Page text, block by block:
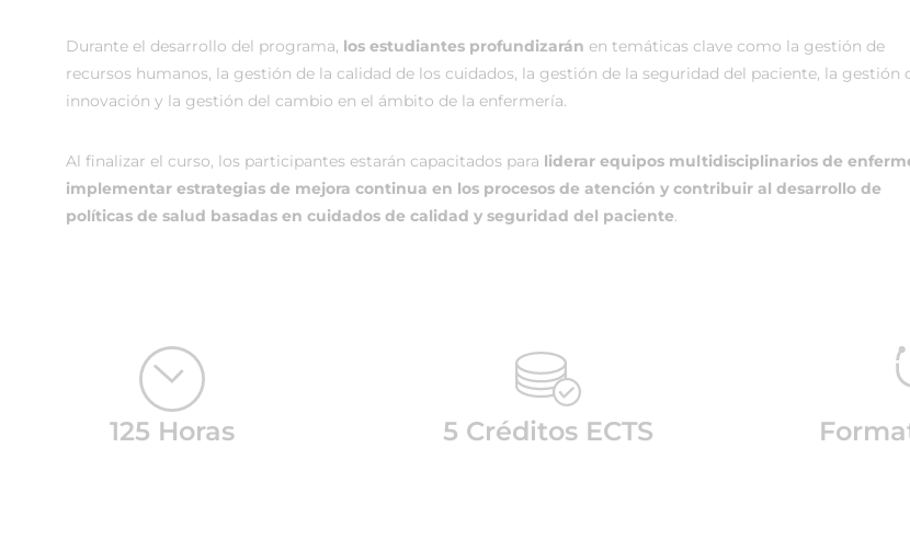
Durante el desarrollo del programa, los estudiantes profundizarán en temáticas clave como la gestión de
recursos humanos, la gestión de la calidad de los cuidados, la gestión de la seguridad del paciente, la gestión
innovación y la gestión del cambio en el ámbito de la enfermería.
Al finalizar el curso, los participantes estarán capacitados para liderar equipos multidisciplinarios de
implementar estrategias de mejora continua en los procesos de atención y contribuir al desarrollo de
políticas de salud basadas en cuidados de calidad y seguridad del paciente.
125 Horas 5 Créditos ECTS